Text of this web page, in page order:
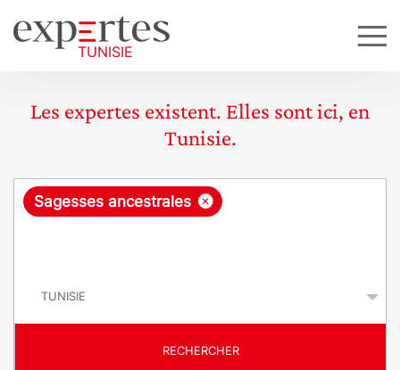
Les expertes existent. Elles sont ici, en
Tunisie.
R
ê
×
Sagesses ancestrales
RECHERCHER